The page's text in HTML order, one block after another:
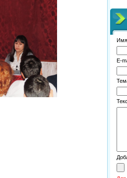
Имя
E-